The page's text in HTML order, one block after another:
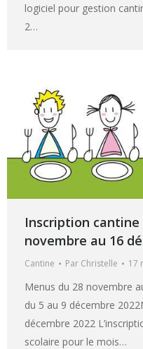
logiciel pour gestion
2…
Inscription cantine
novembre au 16
Cantine Par Christelle 17
Menus du 28 novembre
du 5 au 9 décembre
décembre 2022
scolaire pour le mois…